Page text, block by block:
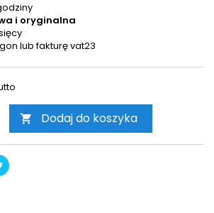
i oryginalna
lub fakturę vat23
 Dodaj do koszyka